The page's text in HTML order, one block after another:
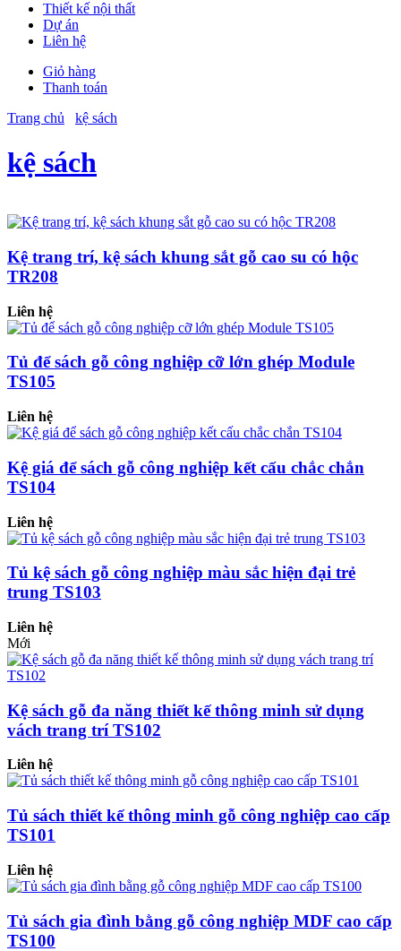
Thiết kế nội thất
Dự án
Liên hệ
Giỏ hàng
Thanh toán
Trang chủ
kệ sách
kệ sách
Kệ trang trí, kệ sách khung sắt gỗ cao su có hộc
TR208
Liên hệ
Tủ để sách gỗ công nghiệp cỡ lớn ghép Module
TS105
Liên hệ
Kệ giá để sách gỗ công nghiệp kết cấu chắc chắn
TS104
Liên hệ
Tủ kệ sách gỗ công nghiệp màu sắc hiện đại trẻ
trung TS103
Liên hệ
Mới
Kệ sách gỗ đa năng thiết kế thông minh sử dụng
vách trang trí TS102
Liên hệ
Tủ sách thiết kế thông minh gỗ công nghiệp cao cấp
TS101
Liên hệ
Tủ sách gia đình bằng gỗ công nghiệp MDF cao cấp
TS100